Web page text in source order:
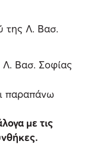
της Λ. Βασ.
Λ. Βασ. Σοφίας
παραπάνω
με τις